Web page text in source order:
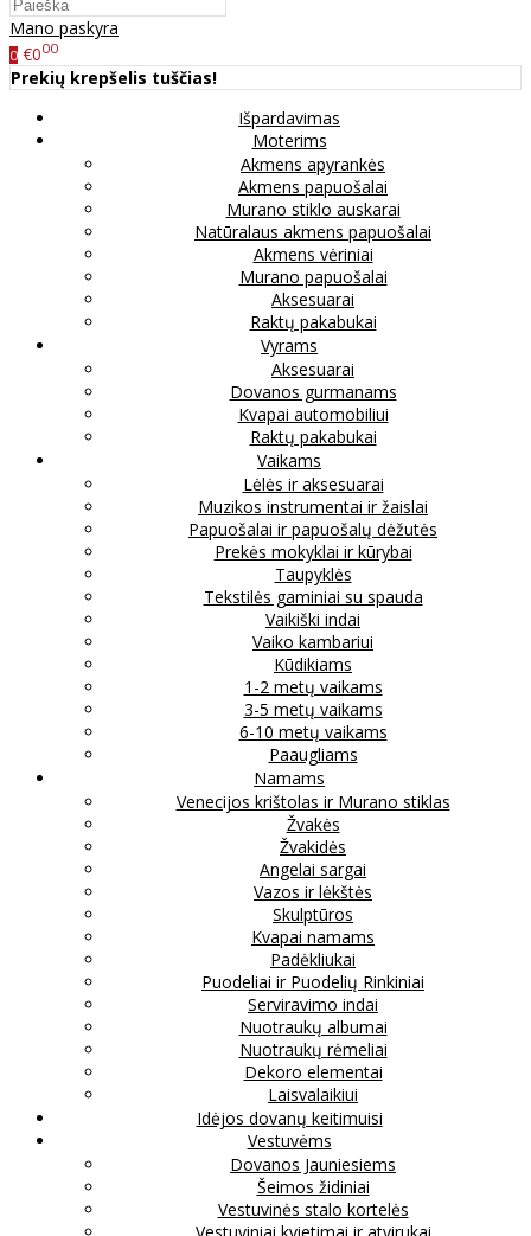
Mano paskyra
0 €000
Prekių krepšelis tuščias!
Išpardavimas
Moterims
Akmens apyrankės
Akmens papuošalai
Murano stiklo auskarai
Natūralaus akmens papuošalai
Akmens vėriniai
Murano papuošalai
Aksesuarai
Raktų pakabukai
Vyrams
Aksesuarai
Dovanos gurmanams
Kvapai automobiliui
Raktų pakabukai
Vaikams
Lėlės ir aksesuarai
Muzikos instrumentai ir žaislai
Papuošalai ir papuošalų dėžutės
Prekės mokyklai ir kūrybai
Taupyklės
Tekstilės gaminiai su spauda
Vaikiški indai
Vaiko kambariui
Kūdikiams
1-2 metų vaikams
3-5 metų vaikams
6-10 metų vaikams
Paaugliams
Namams
Venecijos krištolas ir Murano stiklas
Žvakės
Žvakidės
Angelai sargai
Vazos ir lėkštės
Skulptūros
Kvapai namams
Padėkliukai
Puodeliai ir Puodelių Rinkiniai
Serviravimo indai
Nuotraukų albumai
Nuotraukų rėmeliai
Dekoro elementai
Laisvalaikiui
Idėjos dovanų keitimuisi
Vestuvėms
Dovanos Jauniesiems
Šeimos židiniai
Vestuvinės stalo kortelės
Vestuviniai kvietimai ir atvirukai